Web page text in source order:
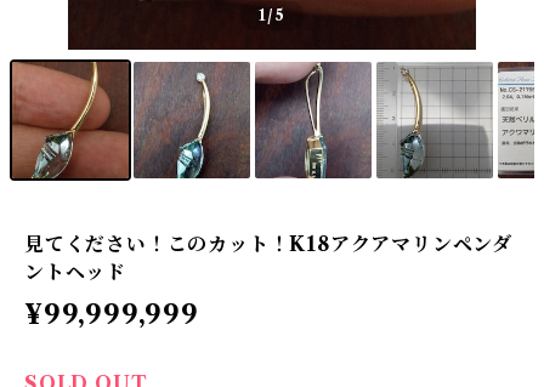
1/5
見てください！このカット！K18アクアマリンペンダ
ントヘッド
¥99,999,999